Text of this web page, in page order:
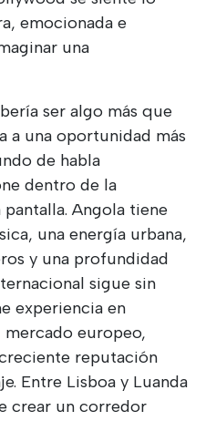
emocionada e
una
ser algo más que
a una oportunidad más
de habla
dentro de la
Angola tiene
una energía urbana,
y una profundidad
sigue sin
experiencia en
europeo,
reputación
Entre Lisboa y Luanda
crear un corredor